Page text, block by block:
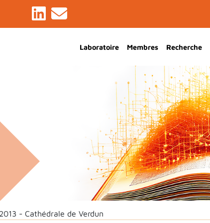
Main Navigation
Laboratoire Membres Recherche
2013 - Cathédrale de Verdun